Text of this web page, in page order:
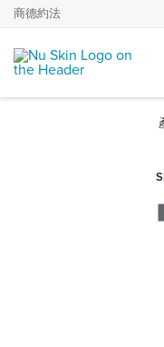
商德約法